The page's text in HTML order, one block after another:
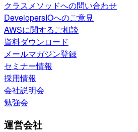
クラスメソッドへの問い合わせ
DevelopersIOへのご意見
AWSに関するご相談
資料ダウンロード
メールマガジン登録
セミナー情報
採用情報
会社説明会
勉強会
運営会社